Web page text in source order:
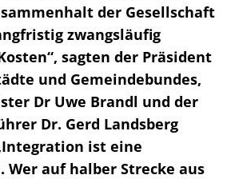
der Gesellschaft
zwangsläufig
sagten der Präsident
und Gemeindebundes,
Dr Uwe Brandl und der
Dr. Gerd Landsberg
ist eine
Wer auf halber Strecke aus